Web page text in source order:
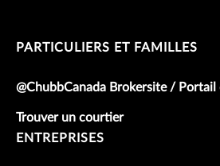
PARTICULIERS ET FAMILLES
@ChubbCanada Brokersite /
Trouver un courtier
ENTREPRISES